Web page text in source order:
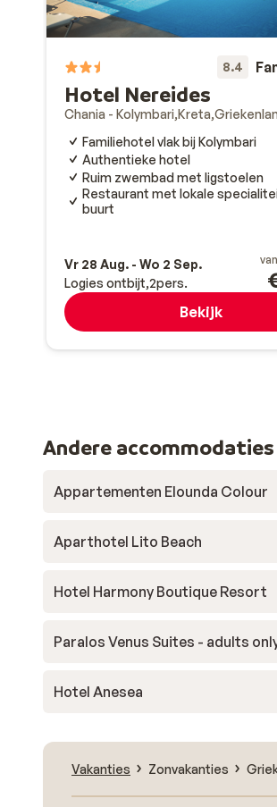
8.4
Hotel Nereides
Chania - Kolymbari Kreta
Familiehotel vlak bij Kolymbari
Authentieke hotel
Ruim zwembad met ligstoelen
Restaurant met lokale
buurt
Vr 28 Aug. - Wo 2 Sep.
Logies ontbijt 2pers.
Bekijk
Andere
Appartementen Elounda Colour
Aparthotel Lito Beach
Hotel Harmony Boutique Resort
Paralos Venus Suites - adults
Hotel Anesea
Vakanties Zonvakanties